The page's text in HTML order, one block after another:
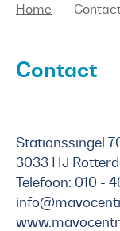
Home
Contact
Stationssingel
3033 HJ
Telefoon: 010 -